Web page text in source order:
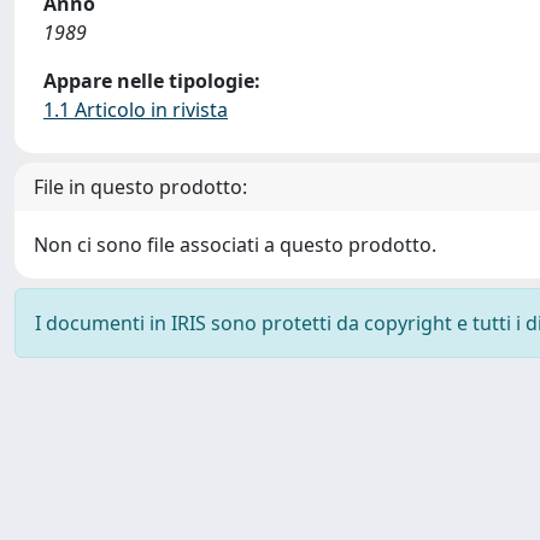
1989
Appare nelle tipologie:
1.1 Articolo in rivista
File in questo prodotto:
Non ci sono file associati a questo prodotto.
I documenti in IRIS sono protetti da copyright e tutti i